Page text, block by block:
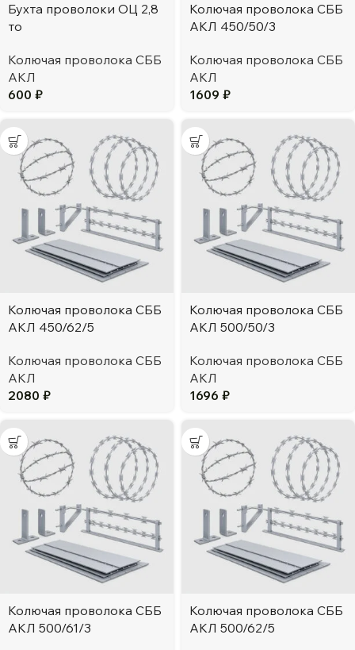
Бухта проволоки ОЦ 2,8
то
Колючая проволока СББ
АКЛ
600 ₽
Колючая проволока СББ
АКЛ 450/50/3
Колючая проволока СББ
АКЛ
1609 ₽
Колючая проволока СББ
АКЛ 450/62/5
Колючая проволока СББ
АКЛ
2080 ₽
Колючая проволока СББ
АКЛ 500/50/3
Колючая проволока СББ
АКЛ
1696 ₽
Колючая проволока СББ
АКЛ 500/61/3
Колючая проволока СББ
АКЛ 500/62/5